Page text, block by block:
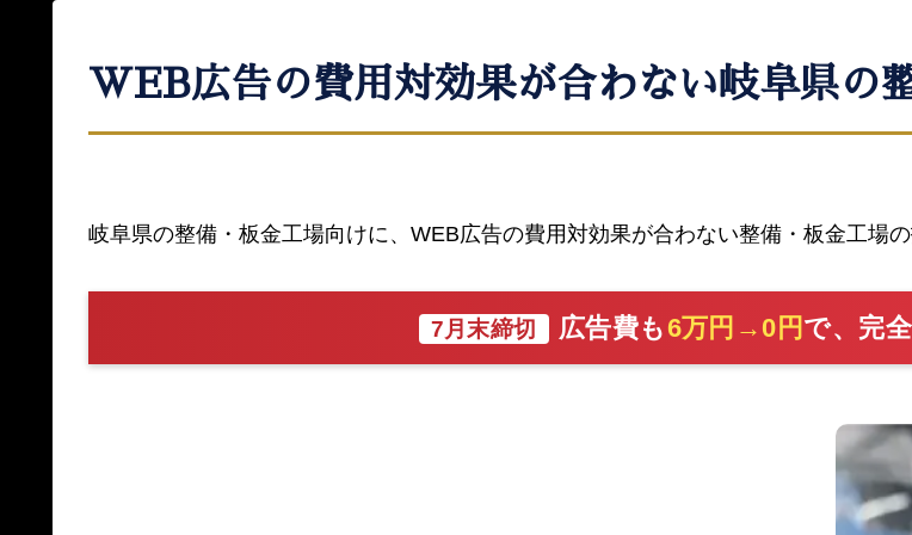
WEB広告の費用対効果が合わない岐阜県の
岐阜県の整備・板金工場向けに、WEB広告の費用対効果が合わない整備・板金工場
7月末締切 広告費も6万円→0円 で、完